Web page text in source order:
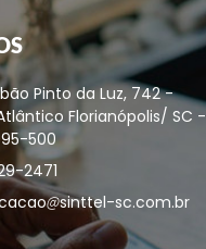
Pinto da Luz, 742 -
Florianópolis/ SC -
500
2471
sinttel-sc.com.br